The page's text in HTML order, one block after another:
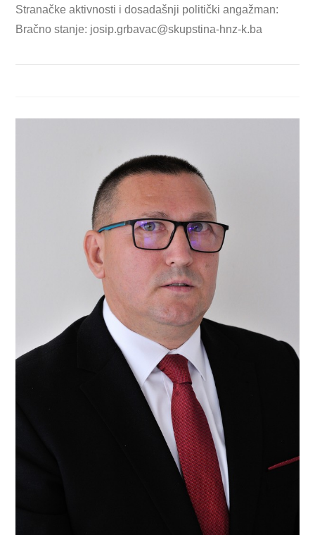
Stranačke aktivnosti i dosadašnji politički angažman:
Bračno stanje: josip.grbavac@skupstina-hnz-k.ba